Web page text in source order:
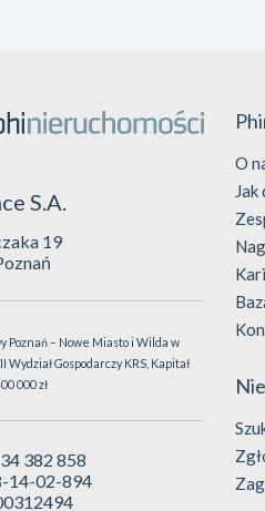
S.A.
19
Poznań – Nowe Miasto i Wilda w
Wydział Gospodarczy KRS, Kapitał
000 zł
382 858
14-02-894
O
Jak